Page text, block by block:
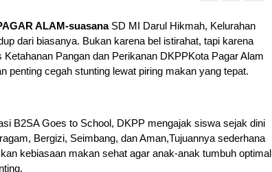
ALAM-suasanaSD MI Darul Hikmah, Kelurahan
dari biasanya. Bukan karena bel istirahat, tapi karena
Ketahanan Pangan dan Perikanan DKPPKota Pagar Alam
penting cegah stunting lewat piring makan yang tepat.
B2SA Goes to School, DKPP mengajak siswa sejak dini
Bergizi, Seimbang, dan Aman,Tujuannya sederhana
kebiasaan makan sehat agar anak-anak tumbuh optimal